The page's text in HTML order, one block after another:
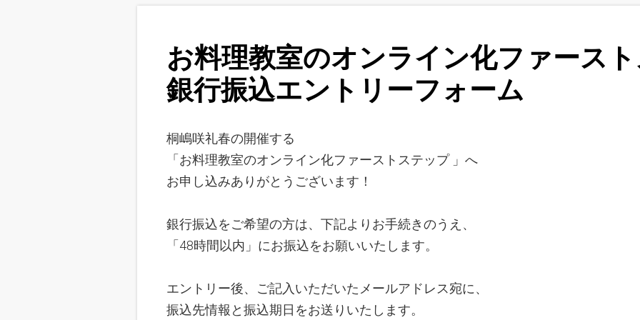
お料理教室のオンライン化ファース
銀行振込エントリーフォーム
桐嶋咲礼春の開催する
「お料理教室のオンライン化ファーストステップ 」へ
お申し込みありがとうございます！
銀行振込をご希望の方は、下記よりお手続きのうえ、
「48時間以内」にお振込をお願いいたします。
エントリー後、ご記入いただいたメールアドレス宛に、
振込先情報と振込期日をお送りいたします。